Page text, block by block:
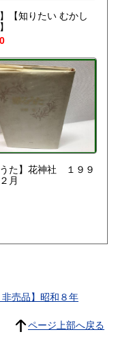
】【知りたい むかし
うた】花神社 １９９
月
売品】昭和８年
ページ上部へ戻る